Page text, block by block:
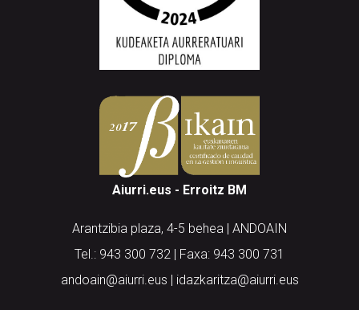
Aiurri.eus - Erroitz BM
Arantzibia plaza, 4-5 behea | ANDOAIN
Tel.: 943 300 732 | Faxa: 943 300 731
andoain@aiurri.eus | idazkaritza@aiurri.eus